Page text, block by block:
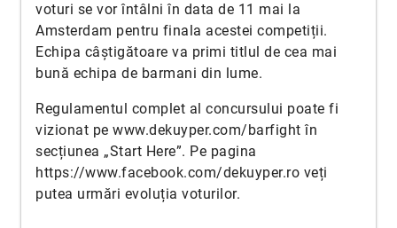
voturi se vor întâlni în data de 11 mai la
Amsterdam pentru finala acestei competiții.
Echipa câștigătoare va primi titlul de cea mai
bună echipa de barmani din lume.
Regulamentul complet al concursului poate fi
vizionat pe www.dekuyper.com/barfight în
secțiunea „Start Here”. Pe pagina
https://www.facebook.com/dekuyper.ro veți
putea urmări evoluția voturilor.